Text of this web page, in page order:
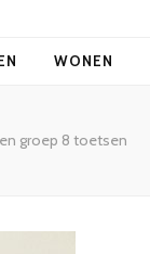
WONEN
groep 8 toetsen